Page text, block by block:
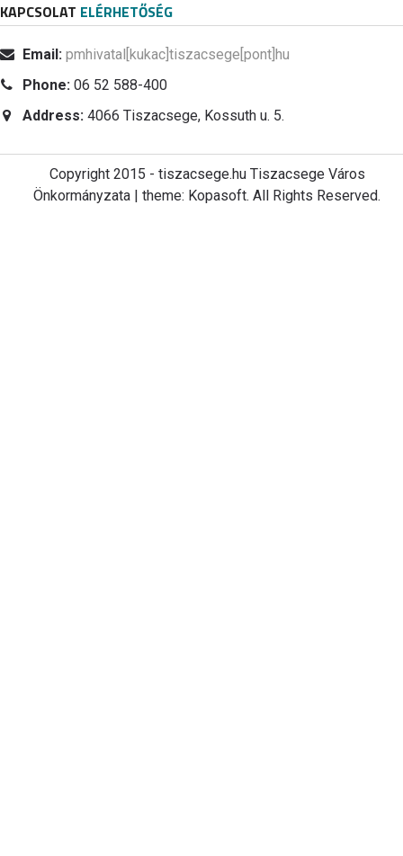
KAPCSOLAT ELÉRHETŐSÉG
Email: pmhivatal[kukac]tiszacsege[pont]hu
Phone: 06 52 588-400
Address: 4066 Tiszacsege, Kossuth u. 5.
Copyright 2015 - tiszacsege.hu Tiszacsege Város
Önkormányzata | theme: Kopasoft. All Rights Reserved.